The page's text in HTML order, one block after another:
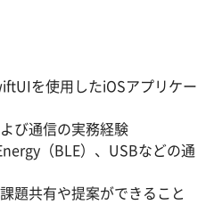
を使用したiOSアプリケー
び通信の実務経験
（BLE）、USBなどの通
題共有や提案ができること